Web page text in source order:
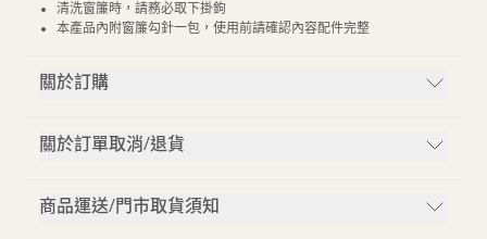
清洗窗簾時，請務必取下掛鉤
本產品內附窗簾勾針一包，使用前請確認內容配件完整
關於訂購
關於訂單取消/退貨
商品運送/門市取貨須知